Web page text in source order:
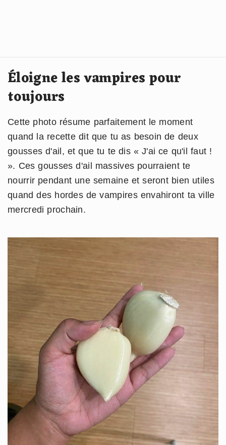
Éloigne les vampires pour
toujours
Cette photo résume parfaitement le moment
quand la recette dit que tu as besoin de deux
gousses d'ail, et que tu te dis « J'ai ce qu'il faut !
». Ces gousses d'ail massives pourraient te
nourrir pendant une semaine et seront bien utiles
quand des hordes de vampires envahiront ta ville
mercredi prochain.